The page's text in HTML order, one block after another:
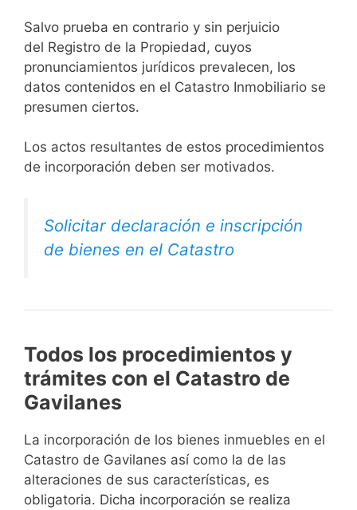
Salvo prueba en contrario y sin perjuicio
del Registro de la Propiedad, cuyos
pronunciamientos jurídicos prevalecen, los
datos contenidos en el Catastro Inmobiliario se
presumen ciertos.
Los actos resultantes de estos procedimientos
de incorporación deben ser motivados.
Solicitar declaración e inscripción
de bienes en el Catastro
Todos los procedimientos y
trámites con el Catastro de
Gavilanes
La incorporación de los bienes inmuebles en el
Catastro de Gavilanes así como la de las
alteraciones de sus características, es
obligatoria. Dicha incorporación se realiza